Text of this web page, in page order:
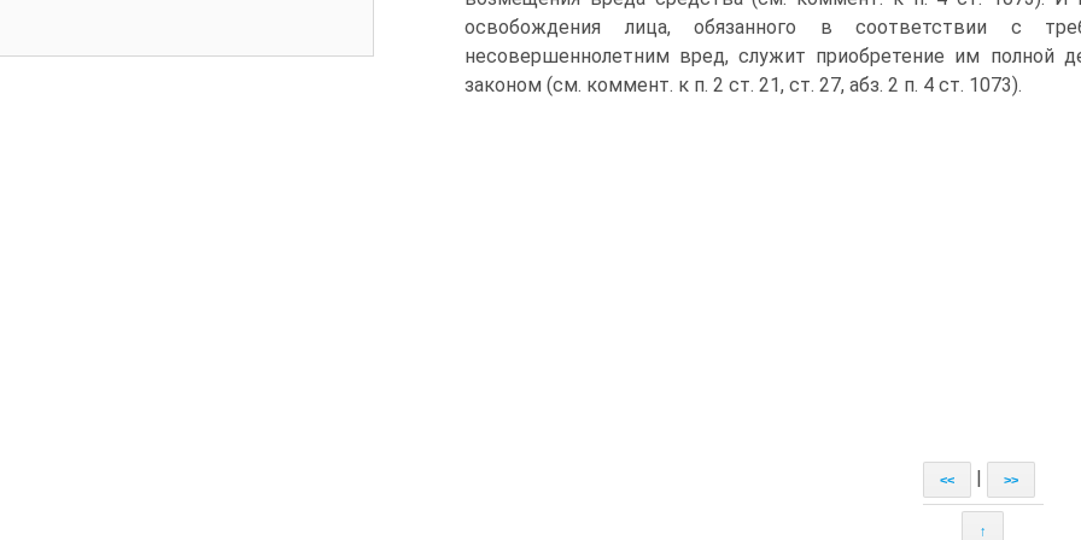
освобождения лица, обязанного в соответствии с
несовершеннолетним вред, служит приобретение им полной
законом (см. коммент. к п. 2 ст. 21, ст. 27, абз. 2 п. 4 ст. 1073).
<< >>
↑